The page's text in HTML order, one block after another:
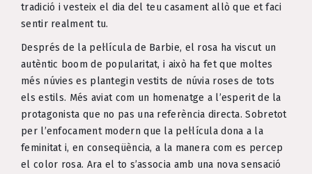
tradició i vesteix el dia del teu casament allò que et faci
sentir realment tu.
Després de la pel·lícula de Barbie, el rosa ha viscut un
autèntic boom de popularitat, i això ha fet que moltes
més núvies es plantegin vestits de núvia roses de tots
els estils. Més aviat com un homenatge a l’esperit de la
protagonista que no pas una referència directa. Sobretot
per l’enfocament modern que la pel·lícula dona a la
feminitat i, en conseqüència, a la manera com es percep
el color rosa. Ara el to s’associa amb una nova sensació